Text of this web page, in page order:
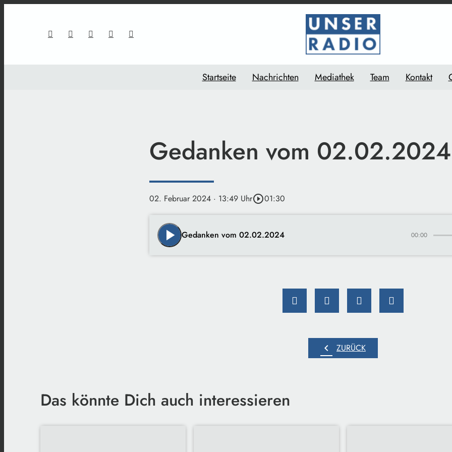
Startseite Nachrichten Mediathek Team Kontakt
Gedanken vom 02.02.2024
02. Februar 2024 · 13:49 Uhrplay_circle_outline01:30
play_arrow Gedanken vom 02.02.2024 00:00
chevron_left ZURÜCK
Das könnte Dich auch interessieren